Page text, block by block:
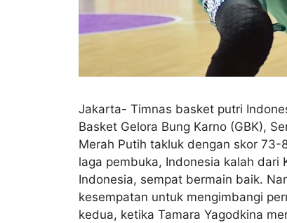
Jakarta- Timnas basket putri
Basket Gelora Bung Karno (GBK),
Merah Putih takluk dengan skor 73-
laga pembuka, Indonesia kalah
Indonesia, sempat bermain baik.
kesempatan untuk mengimbangi
kedua, ketika Tamara Yagodkina